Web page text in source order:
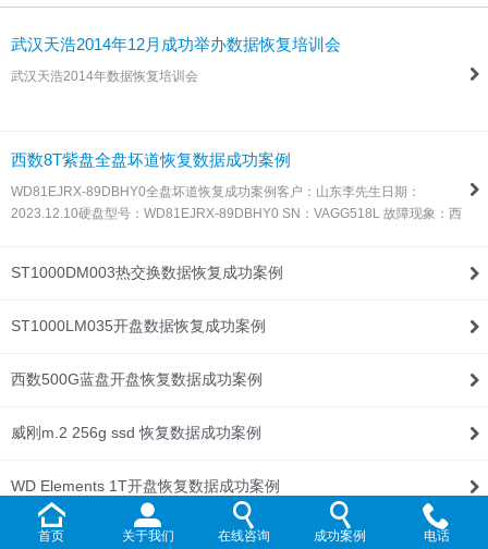
武汉天浩2014年12月成功举办数据恢复培训会
武汉天浩2014年数据恢复培训会
西数8T紫盘全盘坏道恢复数据成功案例
WD81EJRX-89DBHY0全盘坏道恢复成功案例客户：山东李先生日期：
2023.12.10硬盘型号：WD81EJRX-89DBHY0 SN：VAGG518L 故障现象：西
ST1000DM003热交换数据恢复成功案例
ST1000LM035开盘数据恢复成功案例
西数500G蓝盘开盘恢复数据成功案例
威刚m.2 256g ssd 恢复数据成功案例
WD Elements 1T开盘恢复数据成功案例
WD My Passport 2T开盘恢复数据成功案例
首页 关于我们 在线咨询 成功案例 电话
在线留言